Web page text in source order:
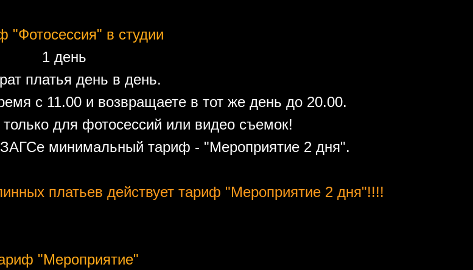
"Фотосессия" в студии
1 день
платья день в день.
с 11.00 и возвращаете в тот же день до 20.00.
для фотосессий или видео съемок!
минимальный тариф - "Мероприятие 2 дня".
платьев действует тариф "Мероприятие 2 дня"!!!!
"Мероприятие"